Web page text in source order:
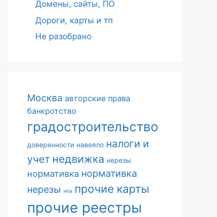
Домены, сайты, ПО
Дороги, карты и тп
Не разобрано
Москва авторские права
банкротство
градостроительство
доверенности навеяло налоги и
учет недвижка нерезы
нормативка нормативка
нерезы нпа прочие карты
прочие реестры